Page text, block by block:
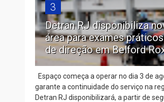
3
Detran RJ disponibiliza
área para exames práticos
de direção em Belford
Espaço começa a operar no dia 3 de
garante a continuidade do serviço na
Detran RJ disponibilizará, a partir de